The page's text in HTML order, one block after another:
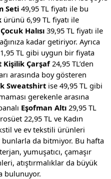
Seti49,95 TL fiyatı ile bu
ürünü 6,99 TL fiyatı ile
Çocuk Halısı39,95 TL fiyatı ile
kadar getiriyor. Ayrıca
TL gibi uygun bir fiyata
Kişilik Çarşaf24,95 TL’den
arasında boy gösteren
Sweatshirtise 49,95 TL gibi
gerekenle arasına
Eşofman Altı29,95 TL
22,95 TL ve Kadın
ve ev tekstili ürünleri
da bitmiyor. Bu hafta
yumuşatıcı, çamaşır
atıştırmalıklar da büyük
bulunuyor.